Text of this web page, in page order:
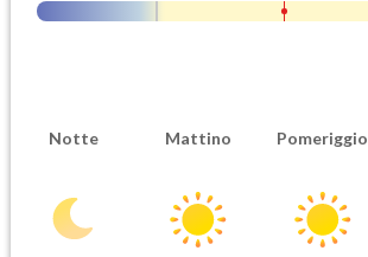
Notte Mattino Pomeriggio